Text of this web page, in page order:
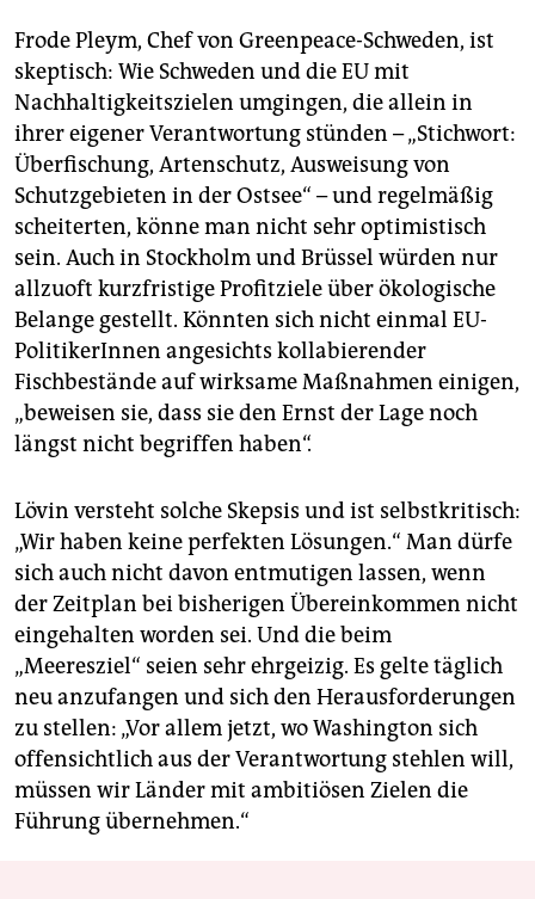
Frode Pleym, Chef von Greenpeace-Schweden, ist
skeptisch: Wie Schweden und die EU mit
Nachhaltigkeitszielen umgingen, die allein in
ihrer eigener Verantwortung stünden – „Stichwort:
Überfischung, Artenschutz, Ausweisung von
Schutzgebieten in der Ostsee“ – und regelmäßig
scheiterten, könne man nicht sehr optimistisch
sein. Auch in Stockholm und Brüssel würden nur
allzuoft kurzfristige Profitziele über ökologische
Belange gestellt. Könnten sich nicht einmal EU-
PolitikerInnen angesichts kollabierender
Fischbestände auf wirksame Maßnahmen einigen,
„beweisen sie, dass sie den Ernst der Lage noch
längst nicht begriffen haben“.
Lövin versteht solche Skepsis und ist selbstkritisch:
„Wir haben keine perfekten Lösungen.“ Man dürfe
sich auch nicht davon entmutigen lassen, wenn
der Zeitplan bei bisherigen Übereinkommen nicht
eingehalten worden sei. Und die beim
„Meeresziel“ seien sehr ehrgeizig. Es gelte täglich
neu anzufangen und sich den Herausforderungen
zu stellen: „Vor allem jetzt, wo Washington sich
offensichtlich aus der Verantwortung stehlen will,
müssen wir Länder mit ambitiösen Zielen die
Führung übernehmen.“